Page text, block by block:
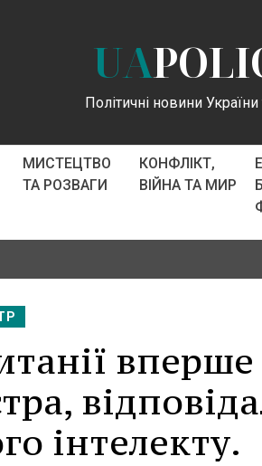
UA
Політичні новини України
МИСТЕЦТВО
ТА РОЗВАГИ
КОНФЛІКТ,
ВІЙНА ТА МИР
вперше
інтелекту.